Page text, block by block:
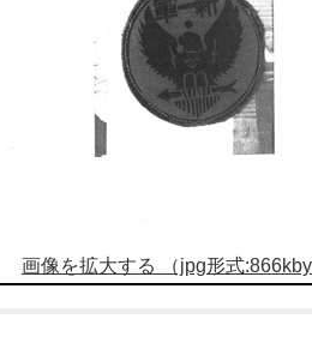
画像を拡大する （jpg形式